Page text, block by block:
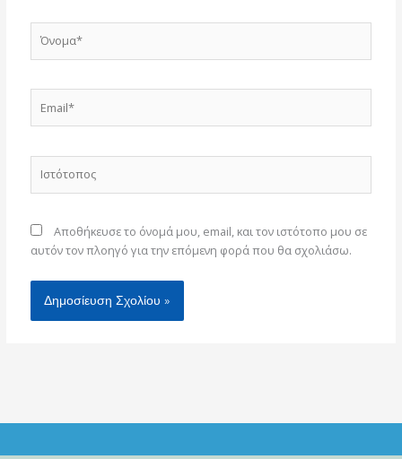
Αποθήκευσε το όνομά μου, email, και τον ιστότοπο μου σε
αυτόν τον πλοηγό για την επόμενη φορά που θα σχολιάσω.